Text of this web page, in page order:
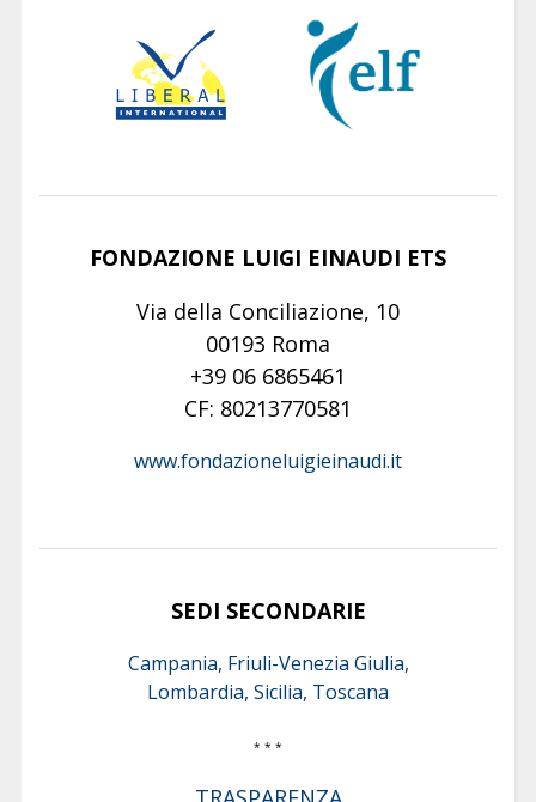
FONDAZIONE LUIGI EINAUDI ETS
Via della Conciliazione, 10
00193 Roma
+39 06 6865461
CF: 80213770581
www.fondazioneluigieinaudi.it
SEDI SECONDARIE
Campania, Friuli-Venezia Giulia,
Lombardia, Sicilia, Toscana
* * *